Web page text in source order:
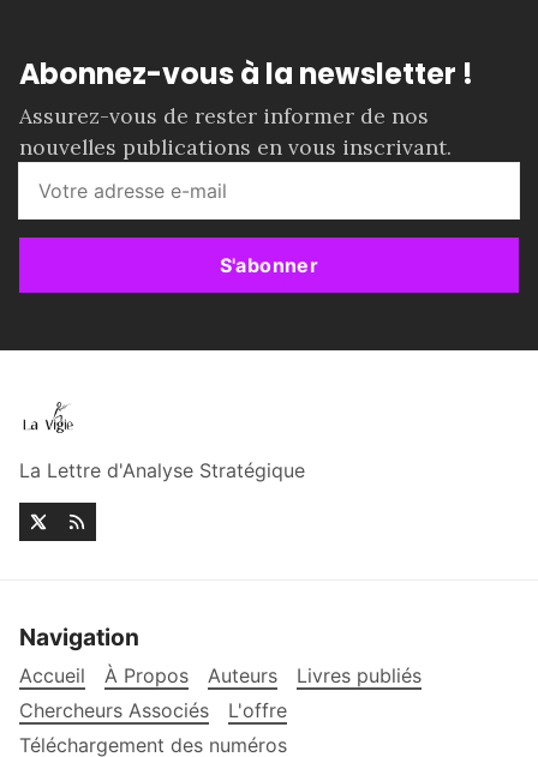
Abonnez-vous à la newsletter !
Assurez-vous de rester informer de nos
nouvelles publications en vous inscrivant.
S'abonner
La Lettre d'Analyse Stratégique
Navigation
Accueil À Propos Auteurs
Livres publiés
Chercheurs Associés
L'offre
Téléchargement des numéros